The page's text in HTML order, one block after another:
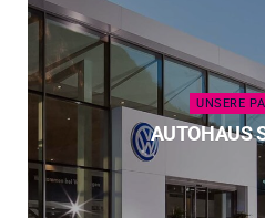
UNSERE
AUTOHAUS